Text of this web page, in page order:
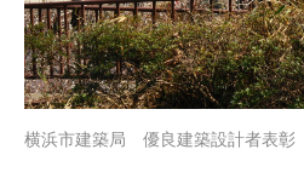
横浜市建築局 優良建築設計者表